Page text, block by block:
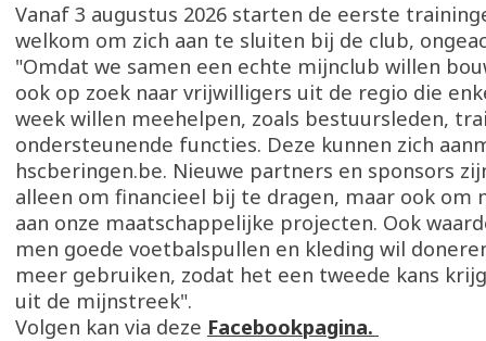
Vanaf 3 augustus 2026 starten de eerste
welkom om zich aan te sluiten bij de club,
"Omdat we samen een echte mijnclub willen
ook op zoek naar vrijwilligers uit de regio die
week willen meehelpen, zoals bestuursleden,
ondersteunende functies. Deze kunnen zich
hscberingen.be. Nieuwe partners en sponsors
alleen om financieel bij te dragen, maar ook om
aan onze maatschappelijke projecten. Ook
men goede voetbalspullen en kleding wil
meer gebruiken, zodat het een tweede kans
uit de mijnstreek".
Volgen kan via deze Facebookpagina.